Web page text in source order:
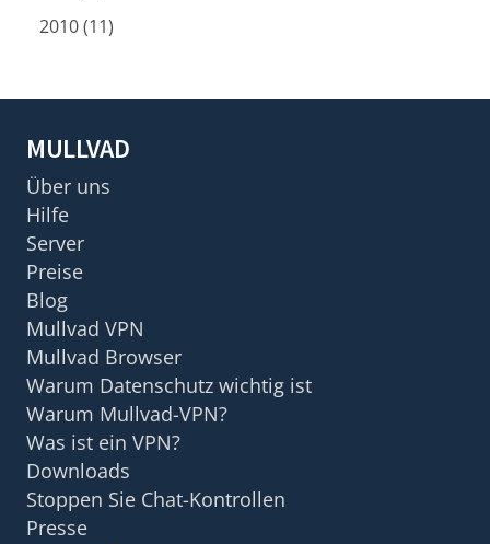
2010 (11)
MULLVAD
Über uns
Hilfe
Server
Preise
Blog
Mullvad VPN
Mullvad Browser
Warum Datenschutz wichtig ist
Warum Mullvad-VPN?
Was ist ein VPN?
Downloads
Stoppen Sie Chat-Kontrollen
Presse